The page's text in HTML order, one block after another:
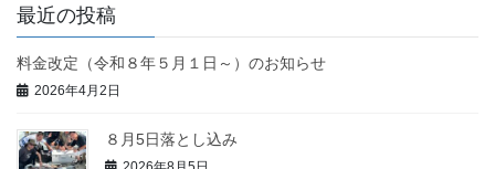
最近の投稿
料金改定（令和８年５月１日～）のお知らせ
2026年4月2日
８月5日落とし込み